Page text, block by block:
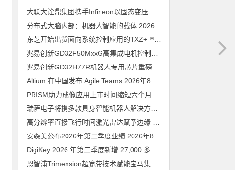
大联大诠鼎集团携手Infineon以固态变压器重构配电效率新标杆
分布式大脑内部：机器人智能的载体 2026年8月6日
兆易创新GD32H77R机器人专用芯片重磅亮相，精准赋能伺服驱动与关节控制
Altium 在中国发布 Agile Teams 2026年8月6日
安森美公布2026年第二季度业绩 2026年8月6日
恩智浦Trimension超宽带技术赋能宝马集团Digital Key Plus及生命体存在检测功能